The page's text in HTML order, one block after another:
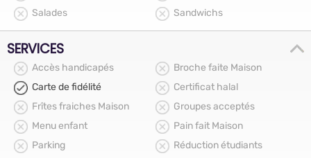
Salades
Sandwichs
SERVICES
Accès handicapés
Broche faite Maison
Carte de fidélité
Certificat halal
Frîtes fraiches Maison
Groupes acceptés
Menu enfant
Pain fait Maison
Parking
Réduction étudiants